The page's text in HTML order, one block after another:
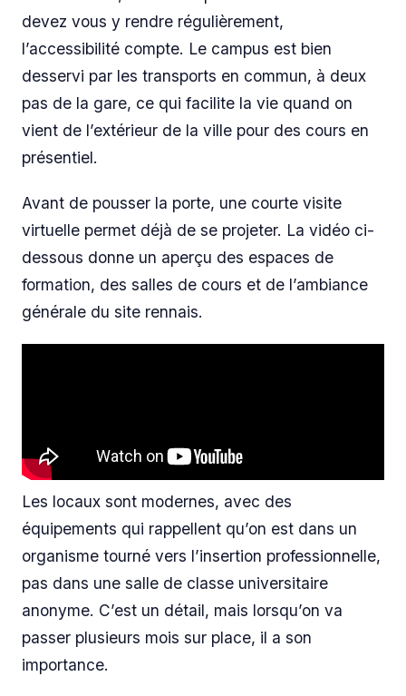
devez vous y rendre régulièrement,
l’accessibilité compte. Le campus est bien
desservi par les transports en commun, à deux
pas de la gare, ce qui facilite la vie quand on
vient de l’extérieur de la ville pour des cours en
présentiel.
Avant de pousser la porte, une courte visite
virtuelle permet déjà de se projeter. La vidéo ci-
dessous donne un aperçu des espaces de
formation, des salles de cours et de l’ambiance
générale du site rennais.
Les locaux sont modernes, avec des
équipements qui rappellent qu’on est dans un
organisme tourné vers l’insertion professionnelle,
pas dans une salle de classe universitaire
anonyme. C’est un détail, mais lorsqu’on va
passer plusieurs mois sur place, il a son
importance.